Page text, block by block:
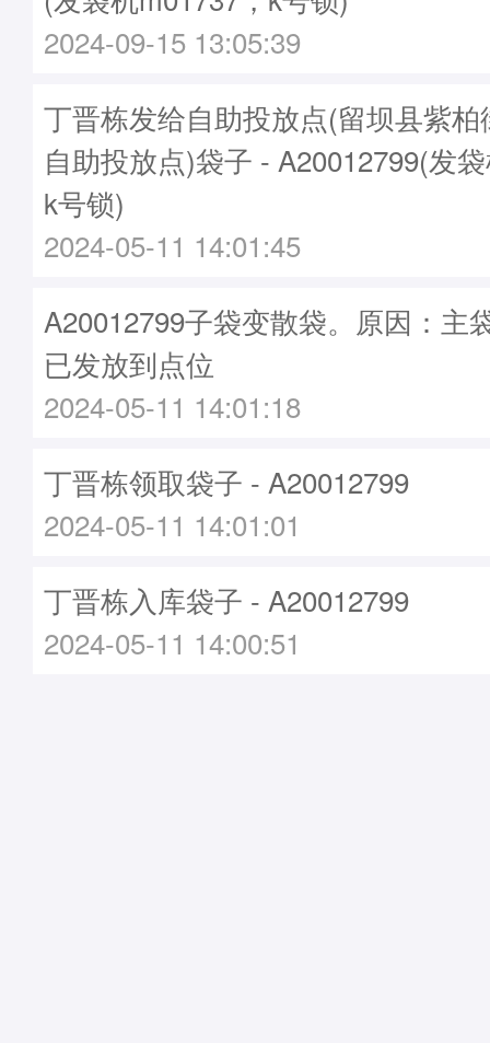
2024-09-15 13:05:39
丁晋栋发给自助投放点(留坝县紫
自助投放点)袋子 - A20012799(发
k号锁)
2024-05-11 14:01:45
A20012799子袋变散袋。原因：主
已发放到点位
2024-05-11 14:01:18
丁晋栋领取袋子 - A20012799
2024-05-11 14:01:01
丁晋栋入库袋子 - A20012799
2024-05-11 14:00:51